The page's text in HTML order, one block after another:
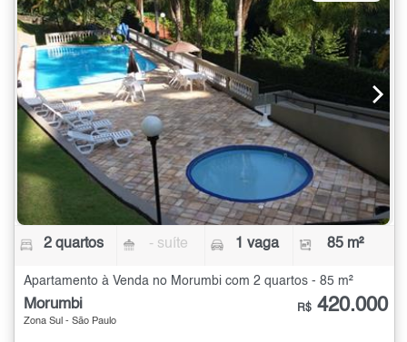
2 quartos - suíte 1 vaga 85 m²
Apartamento à Venda no Morumbi com 2 quartos - 85 m²
Morumbi
Zona Sul - São Paulo
R$ 420.000